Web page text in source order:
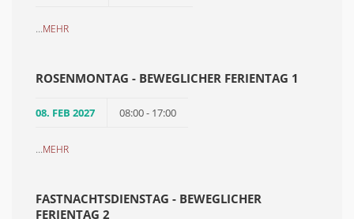
...MEHR
ROSENMONTAG - BEWEGLICHER FERIENTAG 1
08. FEB 2027 08:00 - 17:00
...MEHR
FASTNACHTSDIENSTAG - BEWEGLICHER
FERIENTAG 2